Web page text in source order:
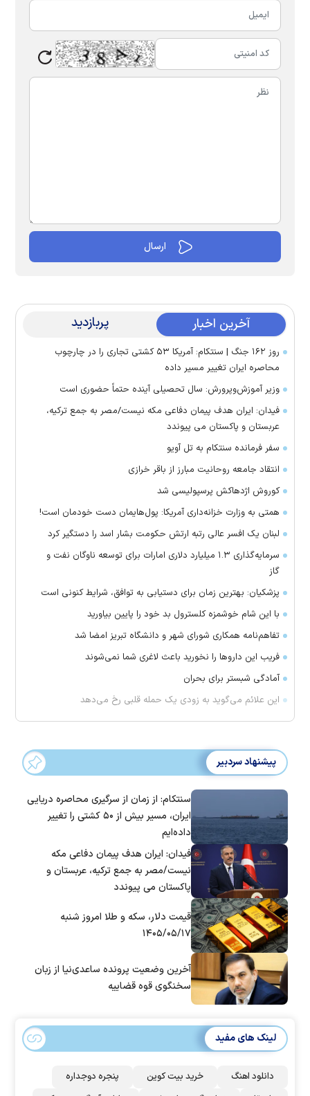
آخرین اخبار پربازدید
روز ۱۶۲ جنگ | سنتکام: آمریکا ۵۳ کشتی تجاری را در چارچوب
محاصره ایران تغییر مسیر داده
وزیر آموزش‌وپرورش: سال تحصیلی آینده حتماً حضوری است
فیدان: ایران هدف پیمان دفاعی مکه نیست/مصر به جمع ترکیه،
عربستان و پاکستان می پیوندد
سفر فرمانده سنتکام به تل آویو
انتقاد جامعه روحانیت مبارز از باقر خرازی
کوروش اژدهاکش پرسپولیسی شد
همتی به وزارت خزانه‌داری آمریکا: پول‌هایمان دست خودمان است!
لبنان یک افسر عالی رتبه ارتش حکومت بشار اسد را دستگیر کرد
سرمایه‌گذاری ۱.۳ میلیارد دلاری امارات برای توسعه ناوگان نفت و
گاز
پزشکیان: بهترین زمان برای دستیابی به توافق، شرایط کنونی است
با این شام خوشمزه کلسترول بد خود را پایین بیاورید
تفاهم‌نامه همکاری شورای شهر و دانشگاه تبریز امضا شد
فریب این دارو‌ها را نخورید باعث لاغری شما نمی‌شوند
آمادگی شبستر برای بحران
این علائم می‌گوید به زودی یک حمله قلبی رخ می‌دهد
پیشنهاد سردبیر
سنتکام: از زمان از سرگیری محاصره دریایی
ایران، مسیر بیش از ۵۰ کشتی را تغییر
داده‌ایم
فیدان: ایران هدف پیمان دفاعی مکه
نیست/مصر به جمع ترکیه، عربستان و
پاکستان می پیوندد
قیمت دلار، سکه و طلا امروز شنبه
۱۴۰۵/۰۵/۱۷
آخرین وضعیت پرونده ساعدی‌نیا از زبان
سخنگوی قوه قضاییه
لینک های مفید
دانلود اهنگ خرید بیت کوین
پنجره دوجداره